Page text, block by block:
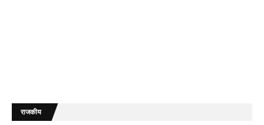
राजकीय